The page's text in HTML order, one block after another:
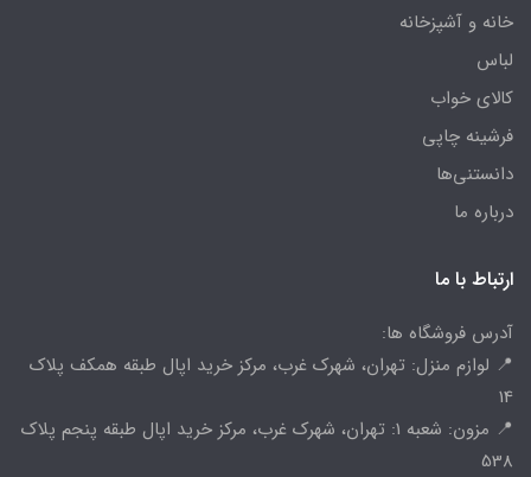
خانه و آشپزخانه
لباس
کالای خواب
فرشینه چاپی
دانستنی‌ها
درباره ما
ارتباط با ما
آدرس فروشگاه ها:
📍 لوازم منزل: تهران، شهرک غرب، مرکز خرید اپال طبقه همکف پلاک
14
📍 مزون: شعبه 1: تهران، شهرک غرب، مرکز خرید اپال طبقه پنجم پلاک
538